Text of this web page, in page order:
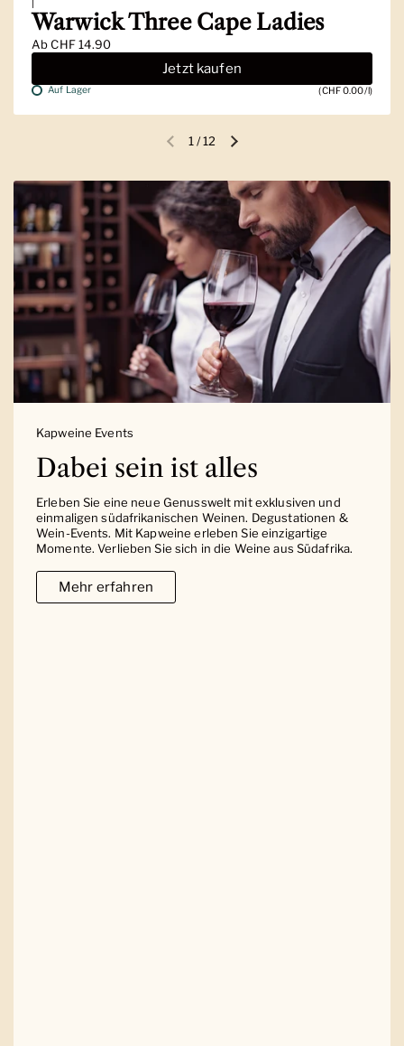
Warwick Three Cape Ladies
AbCHF 14.90
Jetzt kaufen
Auf Lager (CHF 0.00/l)
Vorherige FolieNächste Folie
1/12
Kapweine Events
Dabei sein ist alles
Erleben Sie eine neue Genusswelt mit exklusiven und
einmaligen südafrikanischen Weinen. Degustationen &
Wein-Events. Mit Kapweine erleben Sie einzigartige
Momente. Verlieben Sie sich in die Weine aus Südafrika.
Mehr erfahren